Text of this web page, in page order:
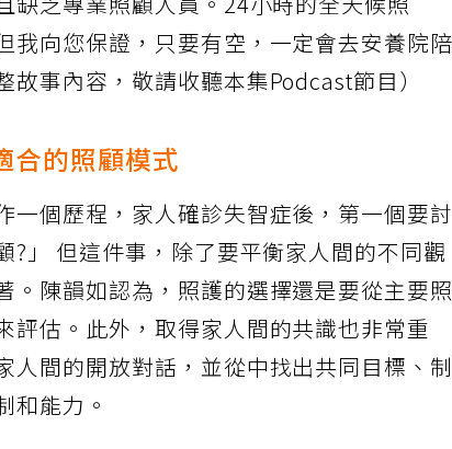
缺乏專業照顧人員。24小時的全天候照
我向您保證，只要有空，一定會去安養院陪
事內容，敬請收聽本集Podcast節目）
合的照顧模式
個歷程，家人確診失智症後，第一個要討
」 但這件事，除了要平衡家人間的不同觀
。陳韻如認為，照護的選擇還是要從主要照
評估。此外，取得家人間的共識也非常重
間的開放對話，並從中找出共同目標、制
能力。